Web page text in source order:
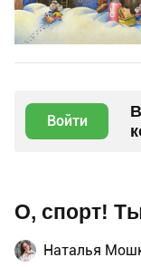
Войти
О, спорт!
Наталья